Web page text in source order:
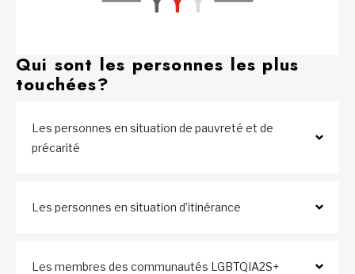
Qui sont les personnes les plus
touchées?
Les personnes en situation de pauvreté et de
précarité
Les personnes en situation d’itinérance
Les membres des communautés LGBTQIA2S+